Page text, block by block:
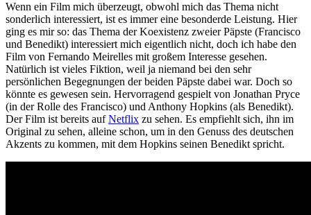
Wenn ein Film mich überzeugt, obwohl mich das Thema nicht
sonderlich interessiert, ist es immer eine besonderde Leistung. Hier
ging es mir so: das Thema der Koexistenz zweier Päpste (Francisco
und Benedikt) interessiert mich eigentlich nicht, doch ich habe den
Film von Fernando Meirelles mit großem Interesse gesehen.
Natürlich ist vieles Fiktion, weil ja niemand bei den sehr
persönlichen Begegnungen der beiden Päpste dabei war. Doch so
könnte es gewesen sein. Hervorragend gespielt von Jonathan Pryce
(in der Rolle des Francisco) und Anthony Hopkins (als Benedikt).
Der Film ist bereits aufNetflix zu sehen. Es empfiehlt sich, ihn im
Original zu sehen, alleine schon, um in den Genuss des deutschen
Akzents zu kommen, mit dem Hopkins seinen Benedikt spricht.